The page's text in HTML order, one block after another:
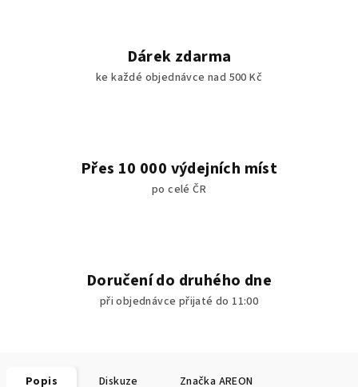
Dárek zdarma
ke každé objednávce nad 500 Kč
Přes 10 000 výdejních míst
po celé ČR
Doručení do druhého dne
při objednávce přijaté do 11:00
Popis Diskuze Značka AREON